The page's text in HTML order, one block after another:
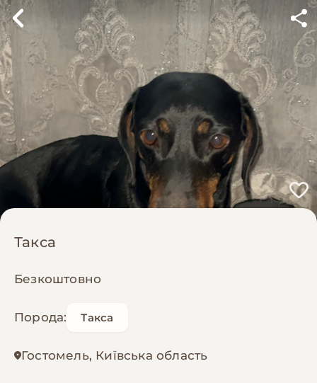
Такса
Безкоштовно
Порода: Такса
Гостомель, Київська область